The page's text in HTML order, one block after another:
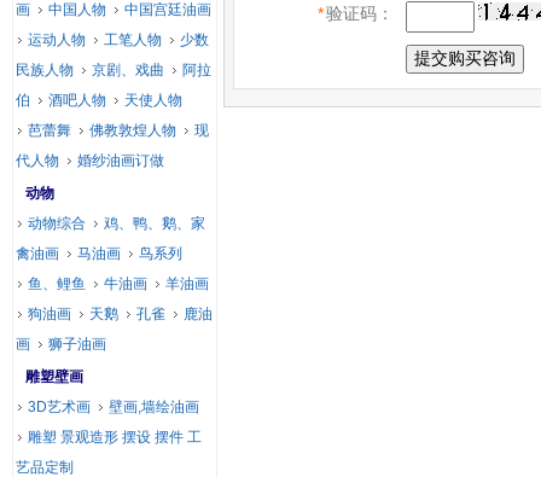
*验证码：
画
中国人物
中国宫廷油画
运动人物
工笔人物
少数
民族人物
京剧、戏曲
阿拉
伯
酒吧人物
天使人物
芭蕾舞
佛教敦煌人物
现
代人物
婚纱油画订做
动物
动物综合
鸡、鸭、鹅、家
禽油画
马油画
鸟系列
鱼、鲤鱼
牛油画
羊油画
狗油画
天鹅 孔雀
鹿油
画
狮子油画
雕塑壁画
3D艺术画
壁画,墙绘油画
雕塑 景观造形 摆设 摆件 工
艺品定制